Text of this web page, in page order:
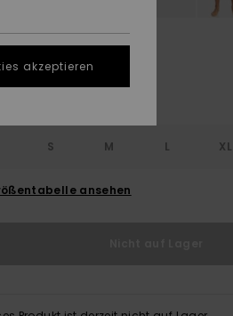
S M L XL
ansehen
akzeptieren